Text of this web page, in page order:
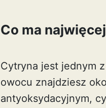
Co ma
Cytryna jest jednym
owocu znajdziesz
antyoksydacyjnym,